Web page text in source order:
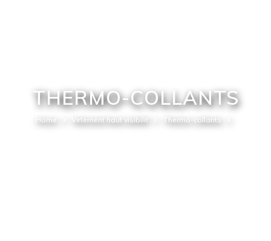
THERMO-COLLANTS
Home Vetement haut visibilit Thermo-collants